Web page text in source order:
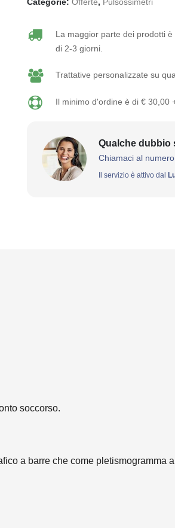
Categorie: Offerte, Pulsossimetri
La maggior parte dei prodotti
di 2-3 giorni.
Trattative personalizzate su
Il minimo d'ordine è di € 30,00
Qualche dubbio
Chiamaci al
Il servizio è attivo dal
soccorso.
a barre che come pletismogramma